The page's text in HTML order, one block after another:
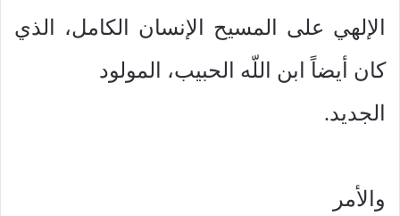
الإلهي على المسيح الإنسان الكامل، الذي
كان أيضاً ابن اللّه الحبيب، المولود
الجديد.
والأمر